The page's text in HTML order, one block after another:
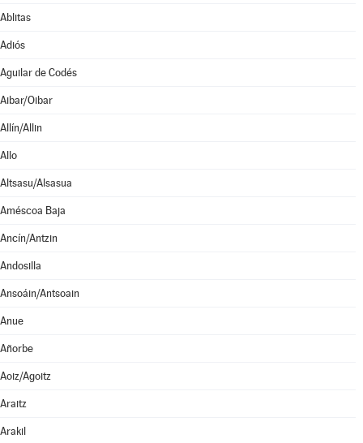
Ablitas
Adiós
Aguilar de Codés
Aibar/Oibar
Allín/Allin
Allo
Altsasu/Alsasua
Améscoa Baja
Ancín/Antzin
Andosilla
Ansoáin/Antsoain
Anue
Añorbe
Aoiz/Agoitz
Araitz
Arakil